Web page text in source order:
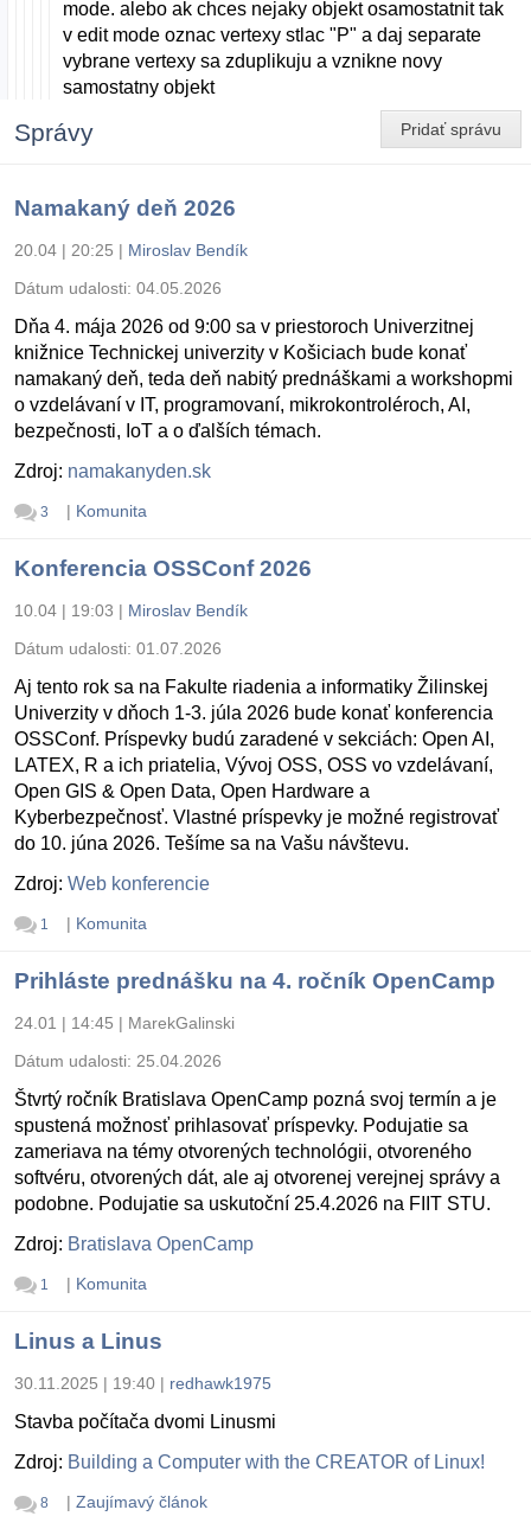
mode. alebo ak chces nejaky objekt osamostatnit tak
v edit mode oznac vertexy stlac "P" a daj separate
vybrane vertexy sa zduplikuju a vznikne novy
samostatny objekt
Pridať správu
Správy
Namakaný deň 2026
20.04 | 20:25 | Miroslav Bendík
Dátum udalosti: 04.05.2026
Dňa 4. mája 2026 od 9:00 sa v priestoroch Univerzitnej
knižnice Technickej univerzity v Košiciach bude konať
namakaný deň, teda deň nabitý prednáškami a workshopmi
o vzdelávaní v IT, programovaní, mikrokontroléroch, AI,
bezpečnosti, IoT a o ďalších témach.
Zdroj: namakanyden.sk
3 | Komunita
Konferencia OSSConf 2026
10.04 | 19:03 | Miroslav Bendík
Dátum udalosti: 01.07.2026
Aj tento rok sa na Fakulte riadenia a informatiky Žilinskej
Univerzity v dňoch 1-3. júla 2026 bude konať konferencia
OSSConf. Príspevky budú zaradené v sekciách: Open AI,
LATEX, R a ich priatelia, Vývoj OSS, OSS vo vzdelávaní,
Open GIS & Open Data, Open Hardware a
Kyberbezpečnosť. Vlastné príspevky je možné registrovať
do 10. júna 2026. Tešíme sa na Vašu návštevu.
Zdroj: Web konferencie
1 | Komunita
Prihláste prednášku na 4. ročník OpenCamp
24.01 | 14:45 | MarekGalinski
Dátum udalosti: 25.04.2026
Štvrtý ročník Bratislava OpenCamp pozná svoj termín a je
spustená možnosť prihlasovať príspevky. Podujatie sa
zameriava na témy otvorených technológii, otvoreného
softvéru, otvorených dát, ale aj otvorenej verejnej správy a
podobne. Podujatie sa uskutoční 25.4.2026 na FIIT STU.
Zdroj: Bratislava OpenCamp
1 | Komunita
Linus a Linus
30.11.2025 | 19:40 | redhawk1975
Stavba počítača dvomi Linusmi
Zdroj: Building a Computer with the CREATOR of Linux!
8 | Zaujímavý článok